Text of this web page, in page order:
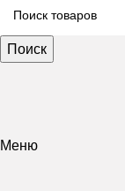
Поиск
Меню